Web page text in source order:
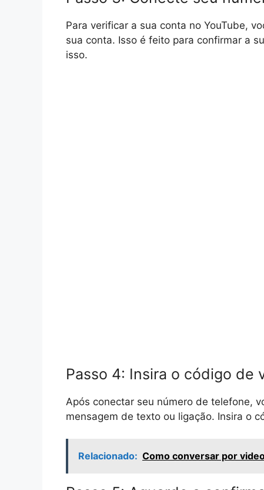
Para verificar a sua conta no YouTube,
sua conta. Isso é feito para confirmar a
isso.
Passo 4: Insira o código de
Após conectar seu número de telefone,
mensagem de texto ou ligação. Insira o
Relacionado: Como conversar por